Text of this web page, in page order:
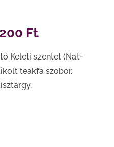
Ft.
FtCurrent
is:
44
Keleti szentet (Nat-
teakfa szobor.